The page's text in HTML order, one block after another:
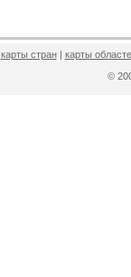
карты стран| карты
©